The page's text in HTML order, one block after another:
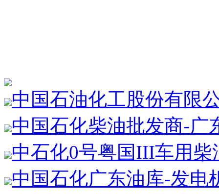
中国石油化工股份有限
中国石化柴油批发商-广
中石化0号粤国III车用柴
中国石化广东油库-发电